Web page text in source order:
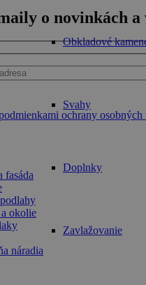
Obkladové
Svahy
Doplnky
Zavlažovanie
o novinkách a
ochrany osobných
fasáda
okolie
náradia